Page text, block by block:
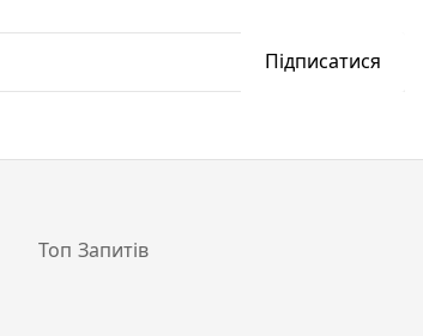
Підписатися
Топ Запитів